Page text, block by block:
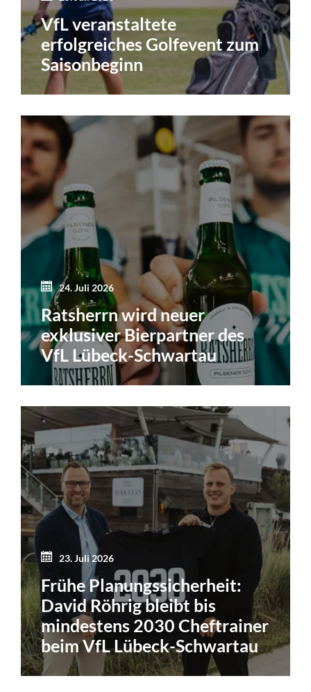
VfL veranstaltete
erfolgreiches Golfevent zum
Saisonbeginn
24. Juli 2026
Ratsherrn wird neuer
exklusiver Bierpartner des
VfL Lübeck-Schwartau
23. Juli 2026
Frühe Planungssicherheit:
David Röhrig bleibt bis
mindestens 2030 Cheftrainer
beim VfL Lübeck-Schwartau